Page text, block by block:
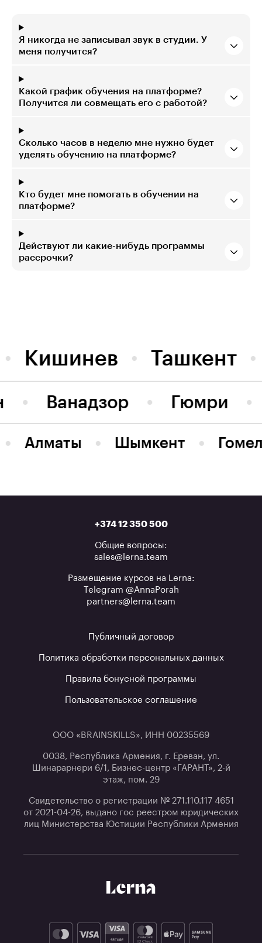
Я никогда не записывал звук в студии. У
меня получится?
Какой график обучения на платформе?
Получится ли совмещать его с работой?
Сколько часов в неделю мне нужно будет
уделять обучению на платформе?
Кто будет мне помогать в обучении на
платформе?
Действуют ли какие-нибудь программы
рассрочки?
Кишинев Ташкент
Гюмри
Ванадзор
Алматы Шымкент
+374 12 350 500
Общие вопросы:
sales@lerna.team
Размещение курсов на Lerna:
Telegram @AnnaPorah
partners@lerna.team
Публичный договор
Политика обработки персональных данных
Правила бонусной программы
Пользовательское соглашение
ООО «BRAINSKILLS», ИНН 00235569
0038, Республика Армения, г. Ереван, ул.
Шинарарнери 6/1, Бизнес-центр «ГАРАНТ», 2-й
этаж, пом. 29
Свидетельство о регистрации № 271.110.117 4651
от 2021-04-26, выдано гос реестром юридических
лиц Министерства Юстиции Республики Армения